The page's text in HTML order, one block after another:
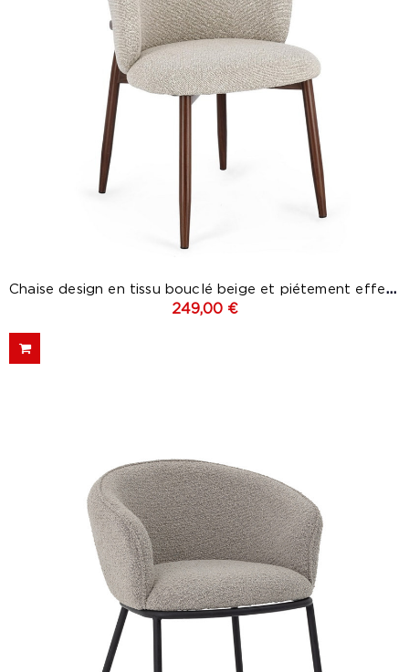
Chaise design en tissu bouclé beige et piétement effet...
249,00 €